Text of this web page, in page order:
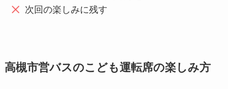
次回の楽しみに残す
高槻市営バスのこども運転席の楽しみ方